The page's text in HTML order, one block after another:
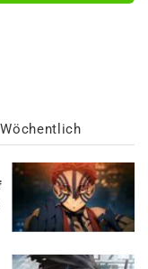
Wöchentlich